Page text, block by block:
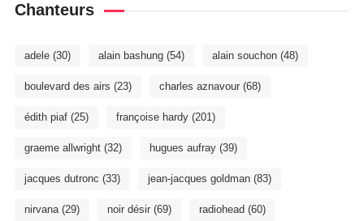
Chanteurs
adele(30) alain bashung(54) alain souchon(48)
boulevard des airs (23) charles aznavour(68)
édith piaf(25) françoise hardy(201)
graeme allwright(32) hugues aufray(39)
jacques dutronc (33) jean-jacques goldman(83)
nirvana(29) noir désir(69) radiohead (60)